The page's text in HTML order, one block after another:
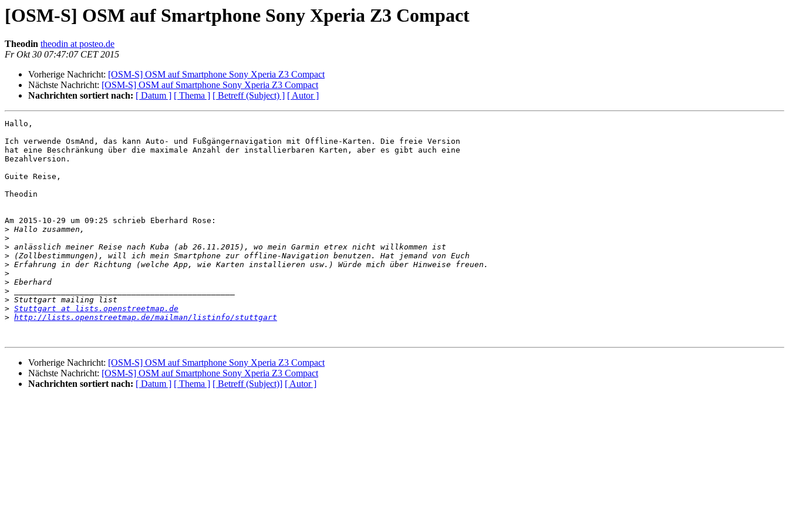
[OSM-S] OSM auf Smartphone Sony Xperia Z3 Compact
Theodin theodin at posteo.de
Fr Okt 30 07:47:07 CET 2015
Vorherige Nachricht: [OSM-S] OSM auf Smartphone Sony Xperia Z3 Compact
Nächste Nachricht: [OSM-S] OSM auf Smartphone Sony Xperia Z3 Compact
Nachrichten sortiert nach: [ Datum ] [ Thema ] [ Betreff (Subject) ] [ Autor ]
Hallo,
Ich verwende OsmAnd, das kann Auto- und Fußgängernavigation mit Offline-Karten. Die freie Version
hat eine Beschränkung über die maximale Anzahl der installierbaren Karten, aber es gibt auch eine
Bezahlversion.
Guite Reise,
Theodin
Am 2015-10-29 um 09:25 schrieb Eberhard Rose:
>
>
>
>
>
>
>
>
>
> Stuttgart at lists.openstreetmap.de
> http://lists.openstreetmap.de/mailman/listinfo/stuttgart
Vorherige Nachricht: [OSM-S] OSM auf Smartphone Sony Xperia Z3 Compact
Nächste Nachricht: [OSM-S] OSM auf Smartphone Sony Xperia Z3 Compact
Nachrichten sortiert nach: [ Datum ] [ Thema ] [ Betreff (Subject)] [ Autor ]